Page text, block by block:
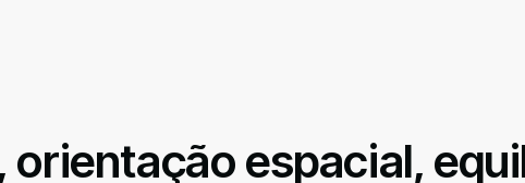
espacial,